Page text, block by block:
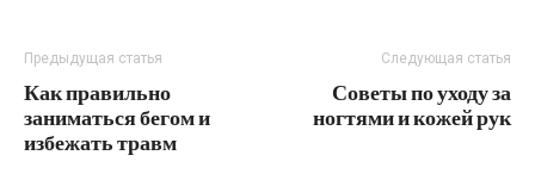
Предыдущая статья
Как правильно
заниматься бегом и
избежать травм
Следующая статья
Советы по уходу за
ногтями и кожей рук